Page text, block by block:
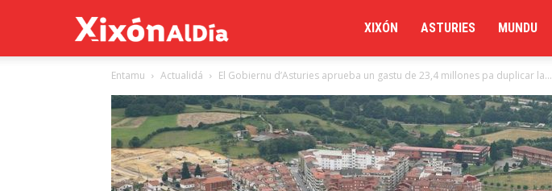
al
día
XIXÓN ASTURIES MUNDU
Entamu Actualidá El Gobiernu d’Asturies aprueba un gastu de 23,4 millones pa duplicar la...